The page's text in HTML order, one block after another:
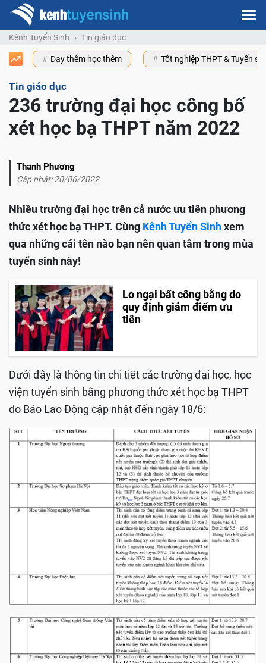
Kênh Tuyển Sinh Tin giáo dục
Dạy thêm học thêm Tốt nghiệp THPT & Tuyển
Tin giáo dục
236 trường đại học công bố
xét học bạ THPT năm 2022
Thanh Phương
Cập nhật: 20/06/2022
Nhiều trường đại học trên cả nước ưu tiên phương
thức xét học bạ THPT. Cùng Kênh Tuyển Sinhxem
qua những cái tên nào bạn nên quan tâm trong mùa
tuyển sinh này!
Lo ngại bất công bằng do
quy định giảm điểm ưu
tiên
Dưới đây là thông tin chi tiết các trường đại học, học
viện tuyển sinh bằng phương thức xét học bạ THPT
do Báo Lao Động cập nhật đến ngày 18/6: